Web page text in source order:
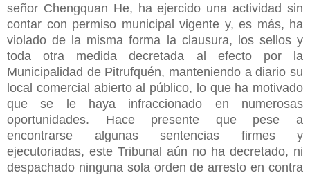
señor Chengquan He, ha ejercido una actividad sin
contar con permiso municipal vigente y, es más, ha
violado de la misma forma la clausura, los sellos y
toda otra medida decretada al efecto por la
Municipalidad de Pitrufquén, manteniendo a diario su
local comercial abierto al público, lo que ha motivado
que se le haya infraccionado en numerosas
oportunidades. Hace presente que pese a
encontrarse algunas sentencias firmes y
ejecutoriadas, este Tribunal aún no ha decretado, ni
despachado ninguna sola orden de arresto en contra